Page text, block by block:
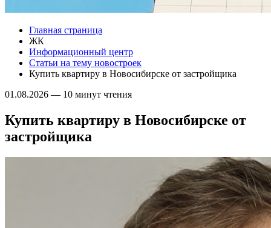
Главная страница
ЖК
Информационный центр
Статьи на тему новостроек
Купить квартиру в Новосибирске от застройщика
01.08.2026 — 10 минут чтения
Купить квартиру в Новосибирске от
застройщика